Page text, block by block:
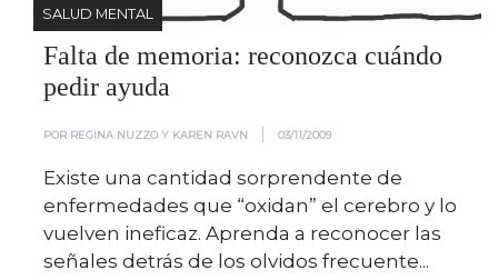
SALUD MENTAL
Falta de memoria: reconozca cuándo
pedir ayuda
POR REGINA NUZZO Y KAREN RAVN | 03/11/2009
Existe una cantidad sorprendente de
enfermedades que “oxidan” el cerebro y lo
vuelven ineficaz. Aprenda a reconocer las
señales detrás de los olvidos frecuente...